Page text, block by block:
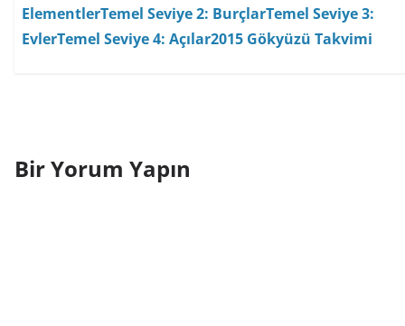
ElementlerTemel Seviye 2: BurçlarTemel Seviye 3:
EvlerTemel Seviye 4: Açılar2015 Gökyüzü Takvimi
Bir Yorum Yapın